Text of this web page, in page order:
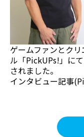
ゲームファンとク
ル「PickUPs!」にて
されました。
インタビュー記事